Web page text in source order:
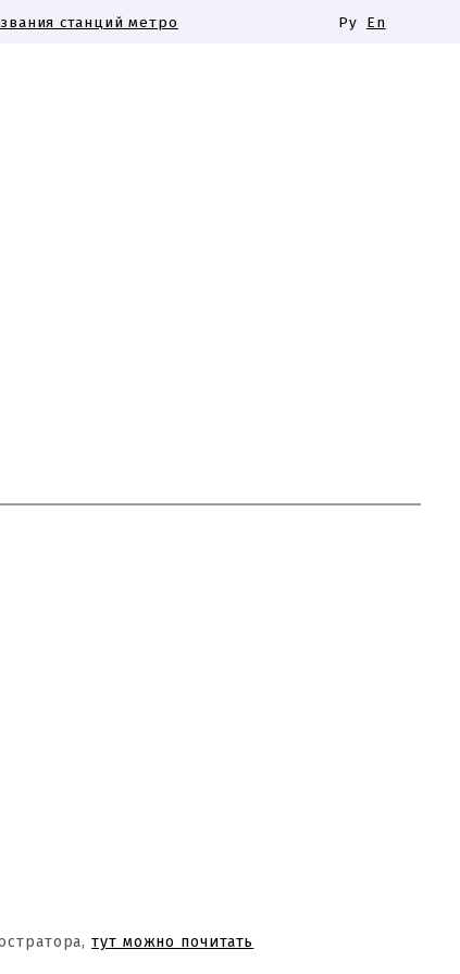
станций метро Ру En
тут можно почитать